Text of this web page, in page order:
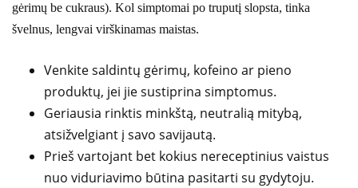
gėrimų be cukraus). Kol simptomai po truputį slopsta, tinka
švelnus, lengvai virškinamas maistas.
Venkite saldintų gėrimų, kofeino ar pieno
produktų, jei jie sustiprina simptomus.
Geriausia rinktis minkštą, neutralią mitybą,
atsižvelgiant į savo savijautą.
Prieš vartojant bet kokius nereceptinius vaistus
nuo viduriavimo būtina pasitarti su gydytoju.